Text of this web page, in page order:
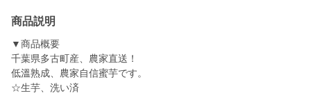
商品説明
▼商品概要
千葉県多古町産、農家直送！
低溫熟成、農家自信蜜芋です。
☆生芋、洗い済